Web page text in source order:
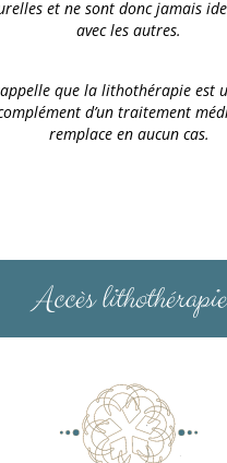
et ne sont donc jamais
avec les autres.
que la lithothérapie est
d’un traitement
remplace en aucun cas.
Accès lithothérapie